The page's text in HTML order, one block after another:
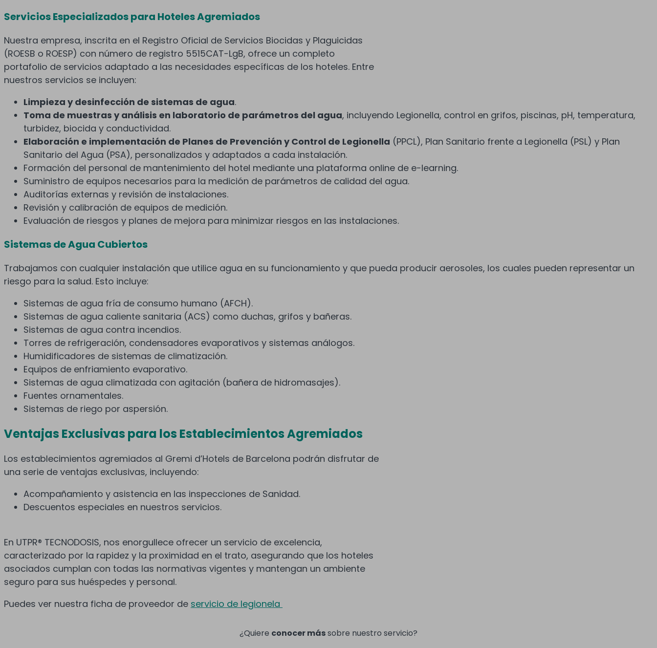
Servicios Especializados para Hoteles Agremiados
Nuestra empresa, inscrita en el Registro Oficial de Servicios Biocidas y Plaguicidas
(ROESB o ROESP) con número de registro 5515CAT-LgB, ofrece un completo
portafolio de servicios adaptado a las necesidades específicas de los hoteles. Entre
nuestros servicios se incluyen:
Limpieza y desinfección de sistemas de agua.
Toma de muestras y análisis en laboratorio de parámetros del agua, incluyendo Legionella, control en grifos, piscinas, pH, temperatura,
turbidez, biocida y conductividad.
Elaboración e implementación de Planes de Prevención y Control de Legionella (PPCL), Plan Sanitario frente a Legionella (PSL) y Plan
Sanitario del Agua (PSA), personalizados y adaptados a cada instalación.
Formación del personal de mantenimiento del hotel mediante una plataforma online de e-learning.
Suministro de equipos necesarios para la medición de parámetros de calidad del agua.
Auditorías externas y revisión de instalaciones.
Revisión y calibración de equipos de medición.
Evaluación de riesgos y planes de mejora para minimizar riesgos en las instalaciones.
Sistemas de Agua Cubiertos
Trabajamos con cualquier instalación que utilice agua en su funcionamiento y que pueda producir aerosoles, los cuales pueden representar un
riesgo para la salud. Esto incluye:
Sistemas de agua fría de consumo humano (AFCH).
Sistemas de agua caliente sanitaria (ACS) como duchas, grifos y bañeras.
Sistemas de agua contra incendios.
Torres de refrigeración, condensadores evaporativos y sistemas análogos.
Humidificadores de sistemas de climatización.
Equipos de enfriamiento evaporativo.
Sistemas de agua climatizada con agitación (bañera de hidromasajes).
Fuentes ornamentales.
Sistemas de riego por aspersión.
Ventajas Exclusivas para los Establecimientos Agremiados
Los establecimientos agremiados al Gremi d’Hotels de Barcelona podrán disfrutar de
una serie de ventajas exclusivas, incluyendo:
Acompañamiento y asistencia en las inspecciones de Sanidad.
Descuentos especiales en nuestros servicios.
En UTPR® TECNODOSIS, nos enorgullece ofrecer un servicio de excelencia,
caracterizado por la rapidez y la proximidad en el trato, asegurando que los hoteles
asociados cumplan con todas las normativas vigentes y mantengan un ambiente
seguro para sus huéspedes y personal.
Puedes ver nuestra ficha de proveedor de servicio de legionela
¿Quiere conocer mássobre nuestro servicio?